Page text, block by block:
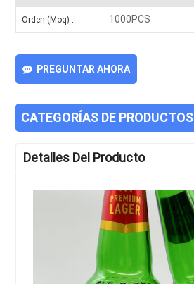
Orden (Moq) : 1000PCS
PREGUNTAR AHORA
CATEGORÍAS DE PRODUCTOS
Detalles Del Producto